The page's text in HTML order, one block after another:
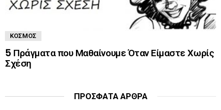
ΚΌΣΜΟΣ
5 Πράγματα που Μαθαίνουμε Όταν Είμαστε Χωρίς
Σχέση
ΠΡΌΣΦΑΤΑ ΆΡΘΡΑ